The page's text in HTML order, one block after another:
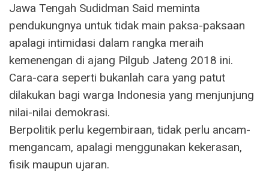
Jawa Tengah Sudidman Said meminta
pendukungnya untuk tidak main paksa-paksaan
apalagi intimidasi dalam rangka meraih
kemenengan di ajang Pilgub Jateng 2018 ini.
Cara-cara seperti bukanlah cara yang patut
dilakukan bagi warga Indonesia yang menjunjung
nilai-nilai demokrasi.
Berpolitik perlu kegembiraan, tidak perlu ancam-
mengancam, apalagi menggunakan kekerasan,
fisik maupun ujaran.